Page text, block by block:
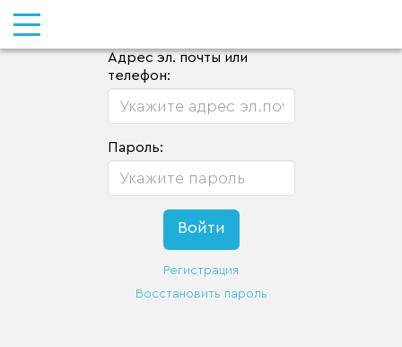
Адрес эл. почты или
телефон:
Пароль:
Регистрация
Восстановить пароль